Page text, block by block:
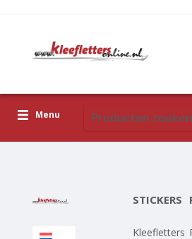
Menu
STICKERS
Kleefletters